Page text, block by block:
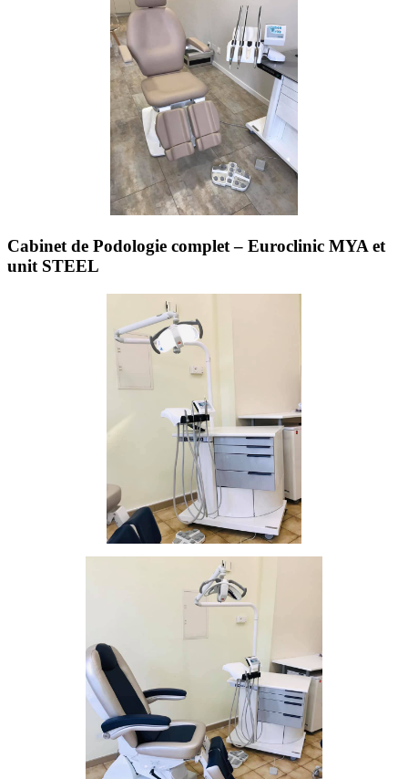
Cabinet de Podologie complet – Euroclinic MYA et
unit STEEL